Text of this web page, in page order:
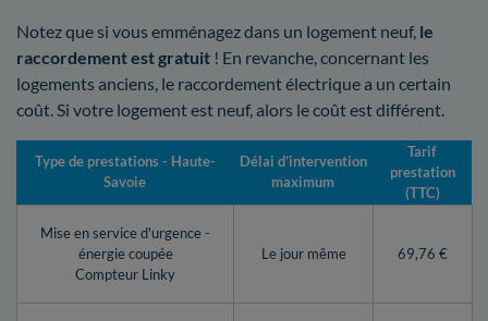
Notez que si vous emménagez dans un logement neuf, le
raccordement est gratuit ! En revanche, concernant les
logements anciens, le raccordement électrique a un certain
coût. Si votre logement est neuf, alors le coût est différent.
Type de prestations - Haute-
Savoie
Délai d’intervention
maximum
Tarif
prestation
(TTC)
Mise en service d'urgence -
énergie coupée
Compteur Linky
Le jour même 69,76 €